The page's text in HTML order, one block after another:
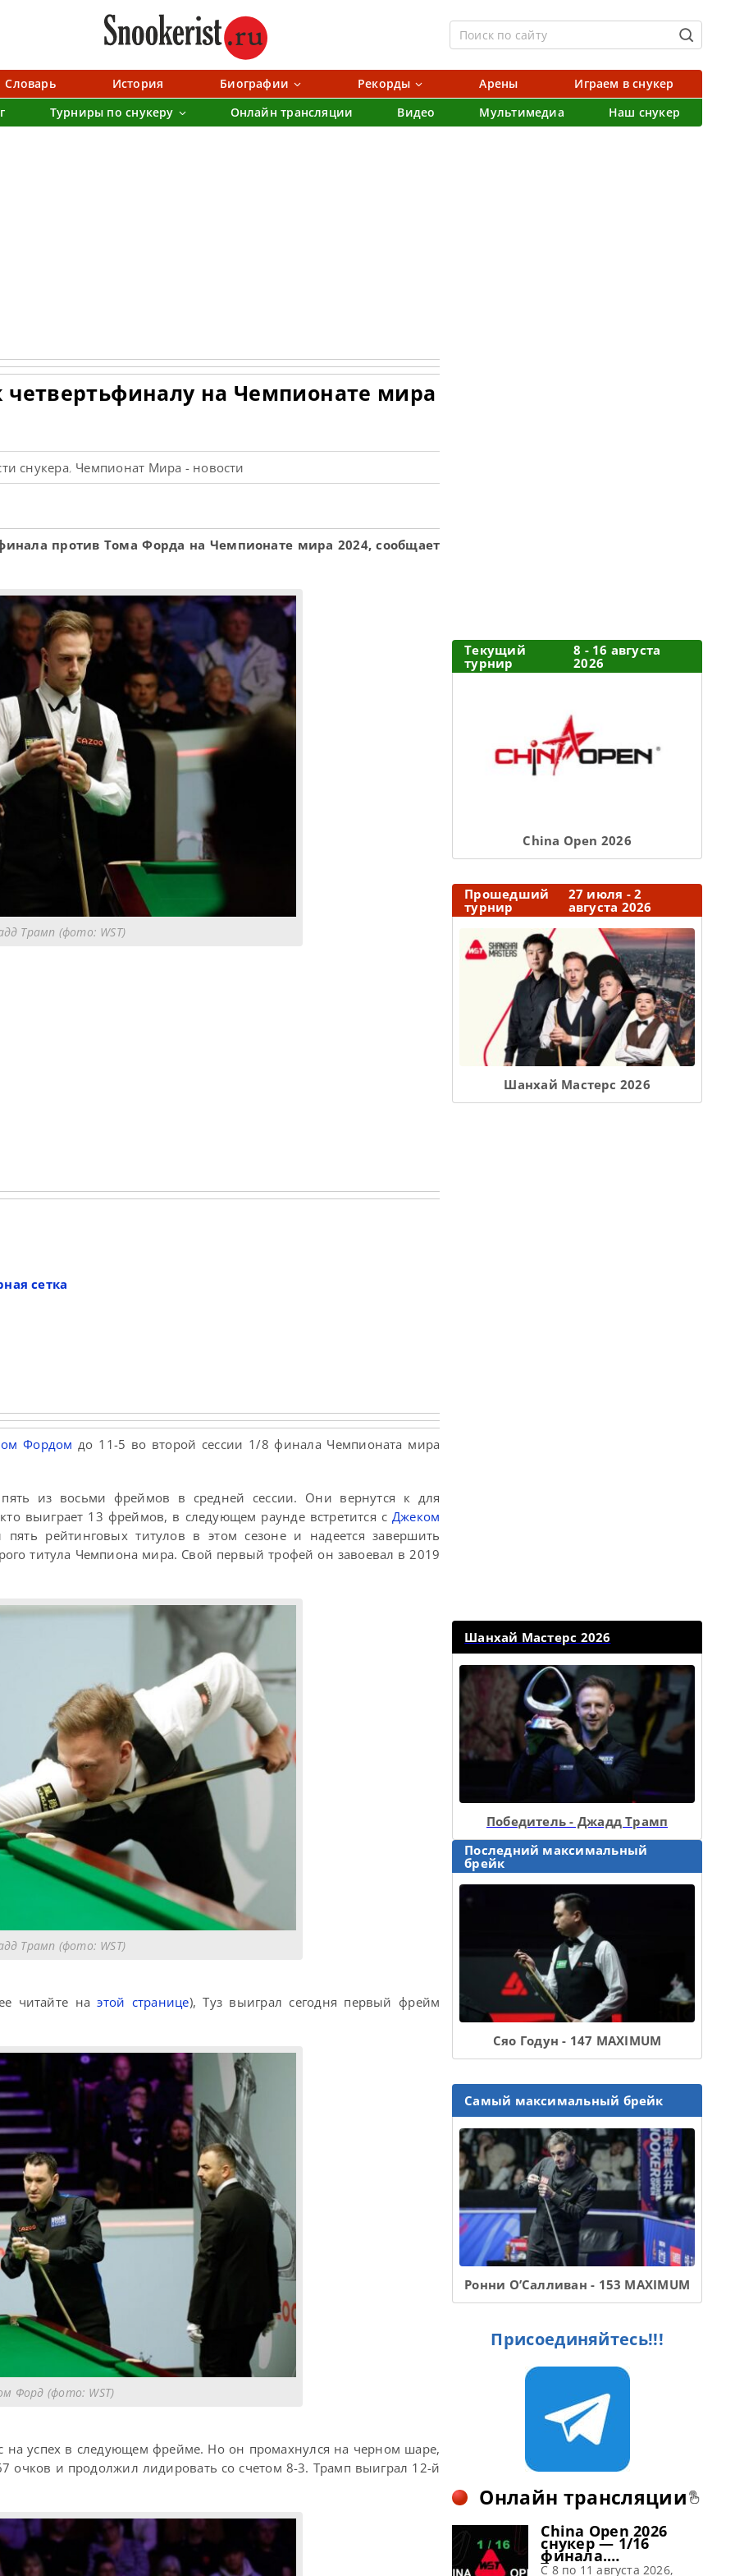
Словарь История Биографии Рекорды Арены
Играем в снукер
Турниры по снукеру Онлайн трансляции Видео Мультимедиа Наш снукер
на Чемпионате мира
снукера, Чемпионат Мира - новости
против Тома Форда на Чемпионате мира 2024, сообщает
Трамп (фото: WST)
сетка
Фордом до 11-5 во второй сессии 1/8 финала Чемпионата мира
из восьми фреймов в средней сессии. Они вернутся к для
выиграет 13 фреймов, в следующем раунде встретится с Джеком
пять рейтинговых титулов в этом сезоне и надеется завершить
титула Чемпиона мира. Свой первый трофей он завоевал в 2019
Трамп (фото: WST)
читайте наэтой странице), Туз выиграл сегодня первый фрейм
Форд (фото: WST)
успех в следующем фрейме. Но он промахнулся на черном шаре,
очков и продолжил лидировать со счетом 8-3. Трамп выиграл 12-й
Текущий
турнир
8 - 16 августа
2026
Сhina Open 2026
Прошедший
турнир
27 июля - 2
августа 2026
Шанхай Мастерс 2026
Шанхай Мастерс 2026
Победитель - Джадд Трамп
Последний максимальный
брейк
Сяо Годун - 147 MAXIMUM
Самый максимальный брейк
Ронни О’Салливан - 153 MAXIMUM
Присоединяйтесь!!!
Онлайн трансляции
China Open 2026
снукер — 1/16
финала.
Трансляции
C 8 по 11 августа 2026,